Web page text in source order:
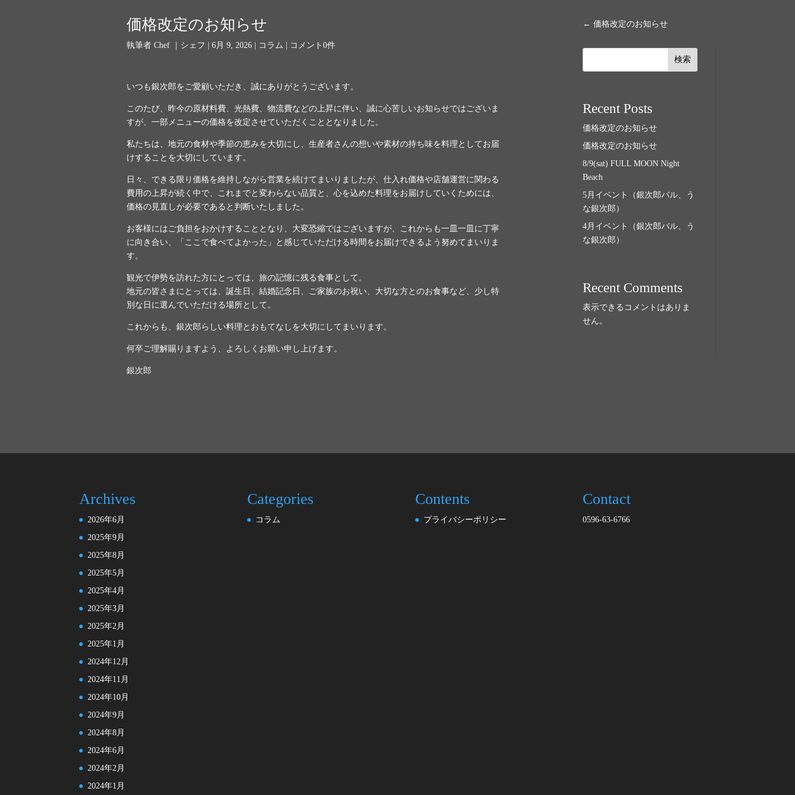
価格改定のお知らせ
執筆者 Chef ｜シェフ | 6月 9, 2026| コラム | コメント0件
いつも銀次郎をご愛顧いただき、誠にありがとうございます。
このたび、昨今の原材料費、光熱費、物流費などの上昇に伴い、誠に心苦しいお知らせではございま
すが、一部メニューの価格を改定させていただくこととなりました。
私たちは、地元の食材や季節の恵みを大切にし、生産者さんの想いや素材の持ち味を料理としてお届
けすることを大切にしています。
日々、できる限り価格を維持しながら営業を続けてまいりましたが、仕入れ価格や店舗運営に関わる
費用の上昇が続く中で、これまでと変わらない品質と、心を込めた料理をお届けしていくためには、
価格の見直しが必要であると判断いたしました。
お客様にはご負担をおかけすることとなり、大変恐縮ではございますが、これからも一皿一皿に丁寧
に向き合い、「ここで食べてよかった」と感じていただける時間をお届けできるよう努めてまいりま
す。
観光で伊勢を訪れた方にとっては、旅の記憶に残る食事として。
地元の皆さまにとっては、誕生日、結婚記念日、ご家族のお祝い、大切な方とのお食事など、少し特
別な日に選んでいただける場所として。
これからも、銀次郎らしい料理とおもてなしを大切にしてまいります。
何卒ご理解賜りますよう、よろしくお願い申し上げます。
銀次郎
←価格改定のお知らせ
検索
Recent Posts
価格改定のお知らせ
価格改定のお知らせ
8/9(sat) FULL MOON Night
Beach
5月イベント（銀次郎バル、う
な銀次郎）
4月イベント（銀次郎バル、う
な銀次郎）
Recent Comments
表示できるコメントはありま
せん。
Archives
2026年6月
2025年9月
2025年8月
2025年5月
2025年4月
2025年3月
2025年2月
2025年1月
2024年12月
2024年11月
2024年10月
2024年9月
2024年8月
2024年6月
2024年2月
2024年1月
Categories
コラム
Contents
プライバシーポリシー
Contact
0596-63-6766